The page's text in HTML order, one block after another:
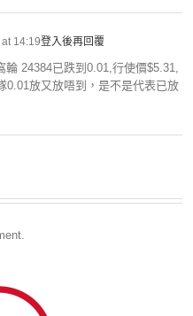
14:19登入後再回覆
24384已跌到0.01,行使價$5.31,
0.01放又放唔到，是不是代表已放